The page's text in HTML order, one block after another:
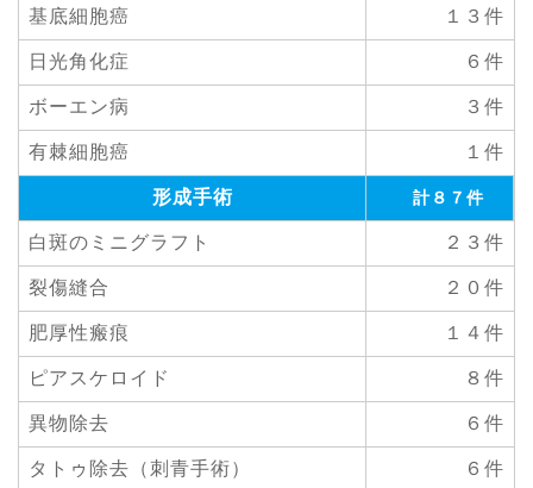
基底細胞癌 １３件
日光角化症 ６件
ボーエン病 ３件
有棘細胞癌 １件
形成手術 計８７件
白斑のミニグラフト ２３件
裂傷縫合 ２０件
肥厚性瘢痕 １４件
ピアスケロイド ８件
異物除去 ６件
タトゥ除去（刺青手術） ６件